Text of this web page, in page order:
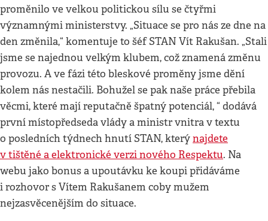
proměnilo ve velkou politickou sílu se čtyřmi
významnými ministerstvy. „Situace se pro nás ze dne na
den změnila,“ komentuje to šéf STAN Vít Rakušan. „Stali
jsme se najednou velkým klubem, což znamená změnu
provozu. A ve fázi této bleskové proměny jsme dění
kolem nás nestačili. Bohužel se pak naše práce přebila
věcmi, které mají reputačně špatný potenciál, “ dodává
první místopředseda vlády a ministr vnitra v textu
o posledních týdnech hnutí STAN, kterýnajdete
v tištěné a elektronické verzi nového Respektu. Na
webu jako bonus a upoutávku ke koupi přidáváme
i rozhovor s Vítem Rakušanem coby mužem
nejzasvěcenějším do situace.